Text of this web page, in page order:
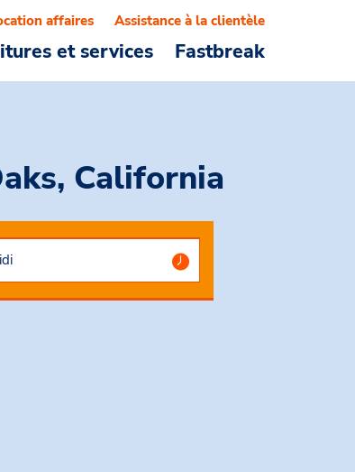
et services Fastbreak
affaires Assistance à la clientèle
California